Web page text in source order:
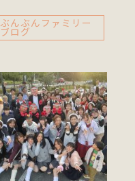
ぶんぶんファミリー
ブログ